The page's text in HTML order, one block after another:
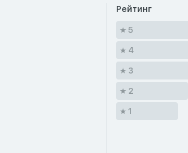
Рейтинг
5
4
3
2
1